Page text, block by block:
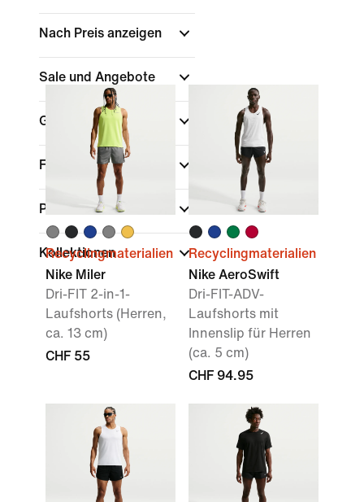
Nach Preis anzeigen
Sale und Angebote
Größe
Farbe
Passform
Kollektionen
Recyclingmaterialien
Nike Miler
Dri-FIT 2-in-1-
Laufshorts (Herren,
ca. 13 cm)
CHF 55
Recyclingmaterialien
Nike AeroSwift
Dri-FIT-ADV-
Laufshorts mit
Innenslip für Herren
(ca. 5 cm)
CHF 94.95